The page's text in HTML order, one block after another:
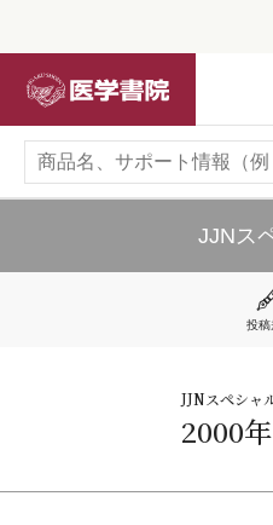
JJNス
投稿
JJNスペシャ
2000